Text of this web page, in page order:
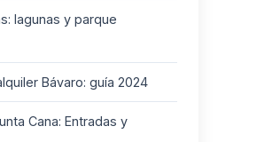
lagunas y parque
Bávaro: guía 2024
Cana: Entradas y